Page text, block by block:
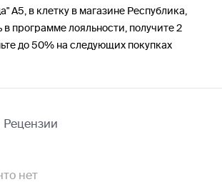
А5, в клетку в магазине Республика,
в программе лояльности, получите 2
до 50% на следующих покупках
Рецензии
нет